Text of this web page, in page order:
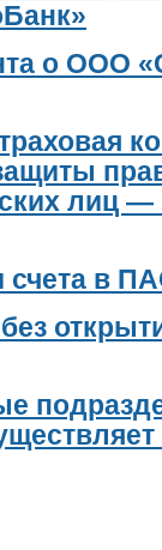
о ООО
лиц —
счета в